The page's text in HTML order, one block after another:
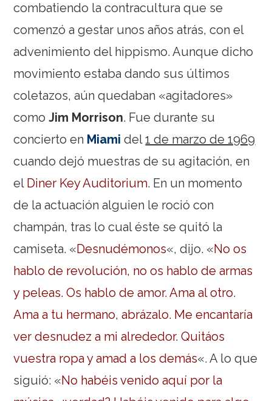
combatiendo la contracultura que se
comenzó a gestar unos años atrás, con el
advenimiento del hippismo. Aunque dicho
movimiento estaba dando sus últimos
coletazos, aún quedaban «agitadores»
comoJim Morrison. Fue durante su
concierto en Miamidel1 de marzo de 1969
cuando dejó muestras de su agitación, en
el Diner Key Auditorium. En un momento
de la actuación alguien le roció con
champán, tras lo cual éste se quitó la
camiseta. «Desnudémonos«, dijo. «No os
hablo de revolución, no os hablo de armas
y peleas. Os hablo de amor. Ama al otro.
Ama a tu hermano, abrázalo. Me encantaría
ver desnudez a mi alrededor. Quitáos
vuestra ropa y amad a los demás«. A lo que
siguió: «No habéis venido aquí por la